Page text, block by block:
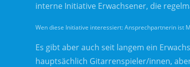
interne Initiative Erwachsener, die
Wen diese Initiative interessiert: Ansprechpartnerin ist
Es gibt aber auch seit langem ein
hauptsächlich Gitarrenspieler/innen,